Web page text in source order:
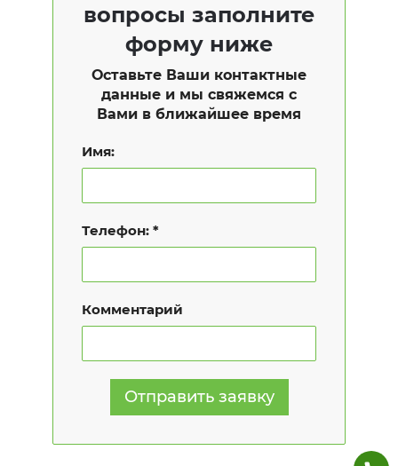
вопросы заполните
форму ниже
Оставьте Ваши контактные
данные и мы свяжемся с
Вами в ближайшее время
Имя:
Телефон:
Комментарий
Отправить заявку